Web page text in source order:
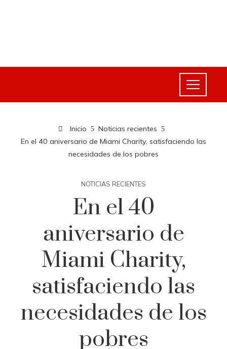
Inicio
Noticias recientes
En el 40 aniversario de Miami Charity, satisfaciendo las
necesidades de los pobres
NOTICIAS RECIENTES
En el 40
aniversario de
Miami Charity,
satisfaciendo las
necesidades de los
pobres